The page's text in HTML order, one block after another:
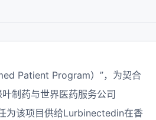
Patient Program）”，为契合
制药与世界医药服务公司
为该项目供给Lurbinectedin在香